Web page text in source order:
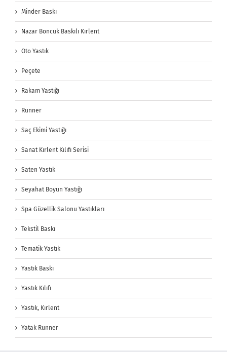
Minder Baskı
Nazar Boncuk Baskılı Kırlent
Oto Yastık
Peçete
Rakam Yastığı
Runner
Saç Ekimi Yastığı
Sanat Kırlent Kılıfı Serisi
Saten Yastık
Seyahat Boyun Yastığı
Spa Güzellik Salonu Yastıkları
Tekstil Baskı
Tematik Yastık
Yastık Baskı
Yastık Kılıfı
Yastık, Kırlent
Yatak Runner